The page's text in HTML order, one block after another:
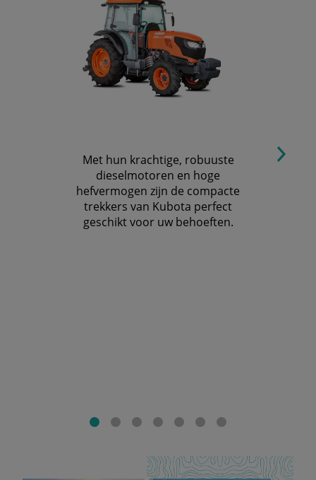
Met hun krachtige, robuuste
dieselmotoren en hoge
hefvermogen zijn de compacte
trekkers van Kubota perfect
geschikt voor uw behoeften.